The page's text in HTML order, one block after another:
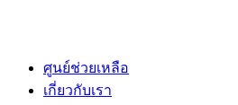
ศูนย์ช่วยเหลือ
เกี่ยวกับเรา